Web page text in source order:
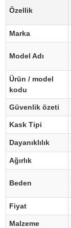
Özellik
Marka
Model Adı
Ürün / model
kodu
Güvenlik özeti
Kask Tipi
Dayanıklılık
Ağırlık
Beden
Fiyat
Malzeme